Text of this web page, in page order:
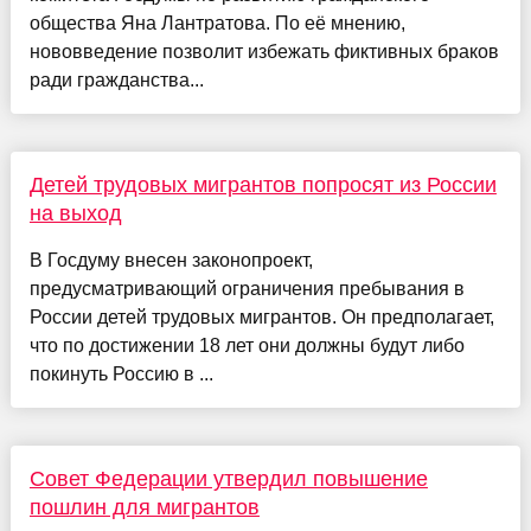
общества Яна Лантратова. По её мнению,
нововведение позволит избежать фиктивных браков
ради гражданства...
Детей трудовых мигрантов попросят из России
на выход
В Госдуму внесен законопроект,
предусматривающий ограничения пребывания в
России детей трудовых мигрантов. Он предполагает,
что по достижении 18 лет они должны будут либо
покинуть Россию в ...
Совет Федерации утвердил повышение
пошлин для мигрантов